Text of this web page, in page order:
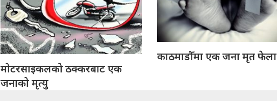
मोटरसाइकलको ठक्करबाट एक
जनाको मृत्यु
काठमाडौँमा एक जना मृत फेला